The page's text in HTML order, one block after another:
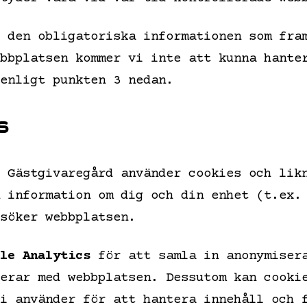
den obligatoriska informationen som
kommer vi inte att kunna
punkten 3 nedan.
använder cookies och
om dig och din enhet
webbplatsen.
Analytics för att samla in
med webbplatsen. Dessutom kan
använder för att hantera innehåll